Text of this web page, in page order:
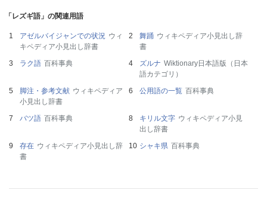
「レズギ語」の関連用語
アゼルバイジャンでの状況 ウィ
キペディア小見出し辞書
舞踊 ウィキペディア小見出し辞
書
ラク語 百科事典 ズルナ Wiktionary日本語版（日本
語カテゴリ）
脚注・参考文献 ウィキペディア
小見出し辞書
公用語の一覧 百科事典
バツ語 百科事典 キリル文字 ウィキペディア小見
出し辞書
存在 ウィキペディア小見出し辞
書
シャキ県 百科事典